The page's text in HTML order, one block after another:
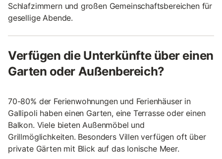
Schlafzimmern und großen Gemeinschaftsbereichen für
gesellige Abende.
Verfügen die Unterkünfte über einen
Garten oder Außenbereich?
70-80% der Ferienwohnungen und Ferienhäuser in
Gallipoli haben einen Garten, eine Terrasse oder einen
Balkon. Viele bieten Außenmöbel und
Grillmöglichkeiten. Besonders Villen verfügen oft über
private Gärten mit Blick auf das Ionische Meer.